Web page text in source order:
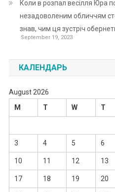
Коли в розпал весілля Юра
незадоволеним обличчям
знав, чим ця зустріч
September 19, 2023
КАЛЕНДАРЬ
August 2026
M
T W T
3 4 5 6
10 11 12 13
17 18 19 20